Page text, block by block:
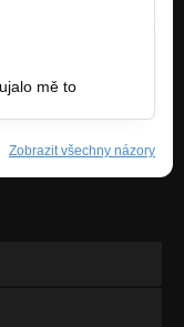
mě to
Zobrazit všechny názory